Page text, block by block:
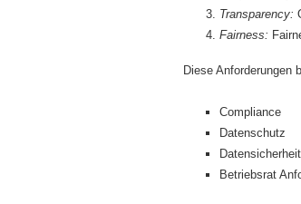
Transparency:
Fairness:
Diese Anforderungen
Compliance
Datenschutz
Datensicherheit
Betriebsrat